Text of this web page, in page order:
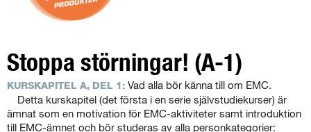
Stoppa störningar! (A-1)
KURSKAPITEL A, DEL 1: Vad alla bör känna till om EMC.
Detta kurskapitel (det första i en serie självstudiekurser) är
ämnat som en motivation för EMC-aktiviteter samt introduktion
till EMC-ämnet och bör studeras av alla personkategorier: